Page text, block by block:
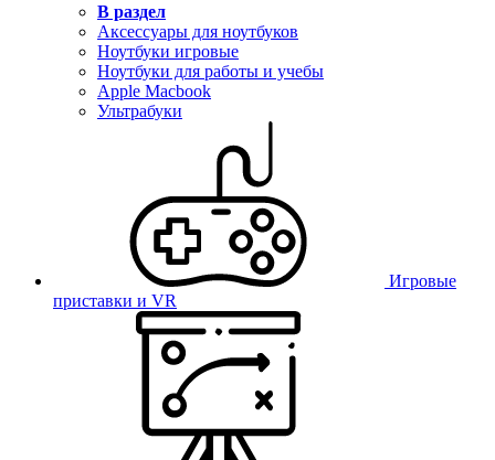
В раздел
Аксессуары для ноутбуков
Ноутбуки игровые
Ноутбуки для работы и учебы
Apple Macbook
Ультрабуки
Игровые
приставки и VR